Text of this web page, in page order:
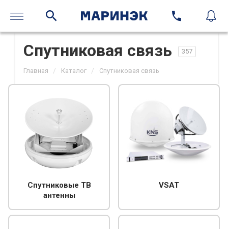
Спутниковая связь 357
Главная / Каталог / Спутниковая связь
Спутниковые ТВ
антенны
VSAT